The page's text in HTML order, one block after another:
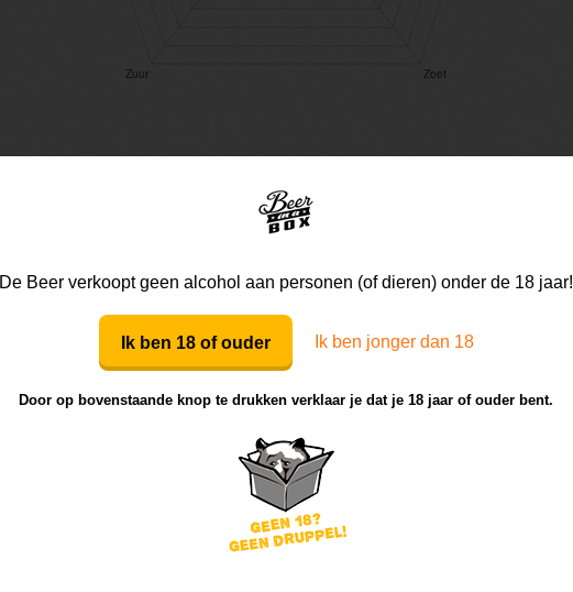
Die van anderen
Mijn review bij dit bier
De Beer verkoopt geen alcohol aan personen (of dieren) onder de 18 jaar!
Ik ben 18 of ouder Ik ben jonger dan 18
Door op bovenstaande knop te drukken verklaar je dat je 18 jaar of ouder bent.